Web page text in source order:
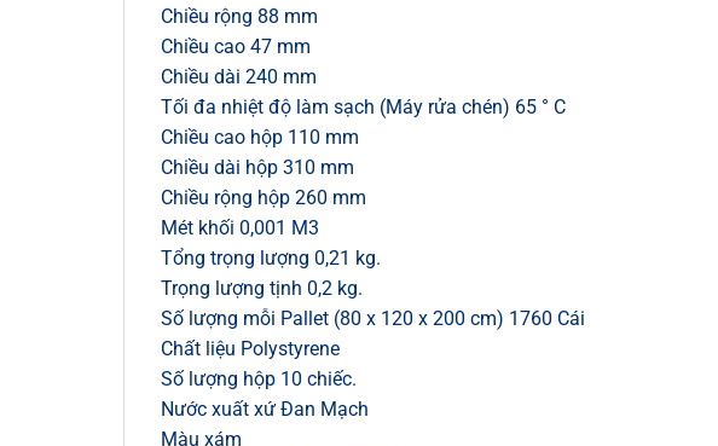
Chiều rộng 88 mm
Chiều cao 47 mm
Chiều dài 240 mm
Tối đa nhiệt độ làm sạch (Máy rửa chén) 65 ° C
Chiều cao hộp 110 mm
Chiều dài hộp 310 mm
Chiều rộng hộp 260 mm
Mét khối 0,001 M3
Tổng trọng lượng 0,21 kg.
Trọng lượng tịnh 0,2 kg.
Số lượng mỗi Pallet (80 x 120 x 200 cm) 1760 Cái
Chất liệu Polystyrene
Số lượng hộp 10 chiếc.
Nước xuất xứ Đan Mạch
Màu xám